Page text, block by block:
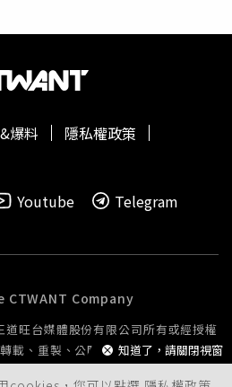
後的適應情形，由輔導團隊提供
校落實正向輔導與適性管教，確
遭受身體精神虐待、性騷擾、
113找社工。
在性犯罪名冊20年。◎尊重身
請打110報案再打113找社工。
知道了，請關閉視窗
爆料
隱私權政策
Youtube Telegram
CTWANT Company
旺台媒體股份有限公司所有或經授權
載、重製、公開播送或公開傳輸。